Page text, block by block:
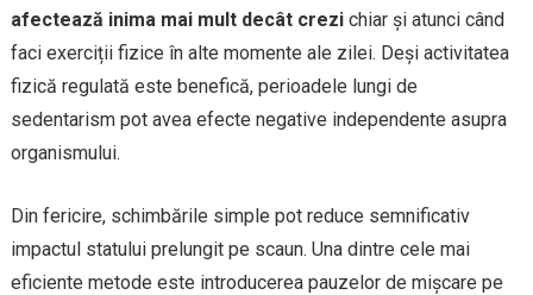
afectează inima mai mult decât crezichiar și atunci când
faci exerciții fizice în alte momente ale zilei. Deși activitatea
fizică regulată este benefică, perioadele lungi de
sedentarism pot avea efecte negative independente asupra
organismului.
Din fericire, schimbările simple pot reduce semnificativ
impactul statului prelungit pe scaun. Una dintre cele mai
eficiente metode este introducerea pauzelor de mișcare pe